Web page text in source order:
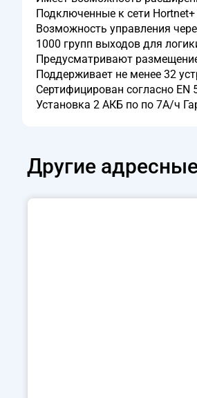
Подключенные к сети
Возможность управления
1000 групп выходов для
Предусматривают размещение
Поддерживает не менее 32
Сертифицирован согласно EN
Установка 2 АКБ по по 7А/ч
Другие